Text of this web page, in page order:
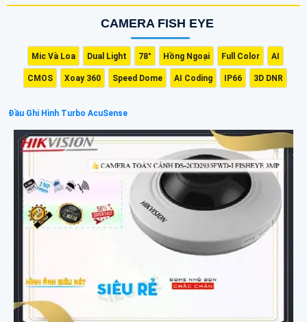
CAMERA FISH EYE
Mic Và Loa Dual Light 78° Hồng Ngoại Full Color AI
CMOS Xoay 360 Speed Dome AI Coding IP66 3D DNR
Đầu Ghi Hình Turbo AcuSense